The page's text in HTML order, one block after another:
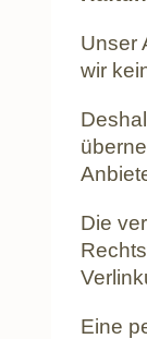
Unser
wir
Die
Eine